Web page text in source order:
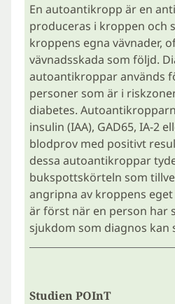
En autoantikropp är en
produceras i kroppen och
kroppens egna vävnader,
vävnadsskada som följd.
autoantikroppar används
personer som är i
diabetes.
insulin (IAA), GAD65, IA-2
blodprov med positivt
dessa autoantikroppar
bukspottskörteln som
angripna av kroppens
är först när en person har
sjukdom som diagnos kan
Studien POInT